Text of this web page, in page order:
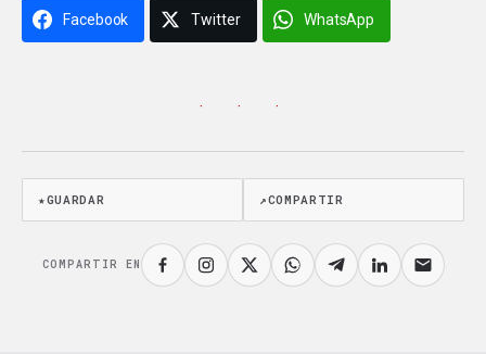
Facebook Twitter WhatsApp
· · ·
★GUARDAR ↗COMPARTIR
COMPARTIR EN